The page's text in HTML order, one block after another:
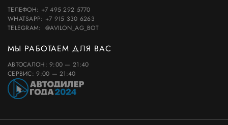
ТЕЛЕФОН: +7 495 292 5770
WHATSAPP: +7 915 330 6263
TELEGRAM:@AVILON_AG_BOT
МЫ РАБОТАЕМ ДЛЯ ВАС
АВТОСАЛОН: 9:00 — 21:40
СЕРВИС: 9:00 — 21:40